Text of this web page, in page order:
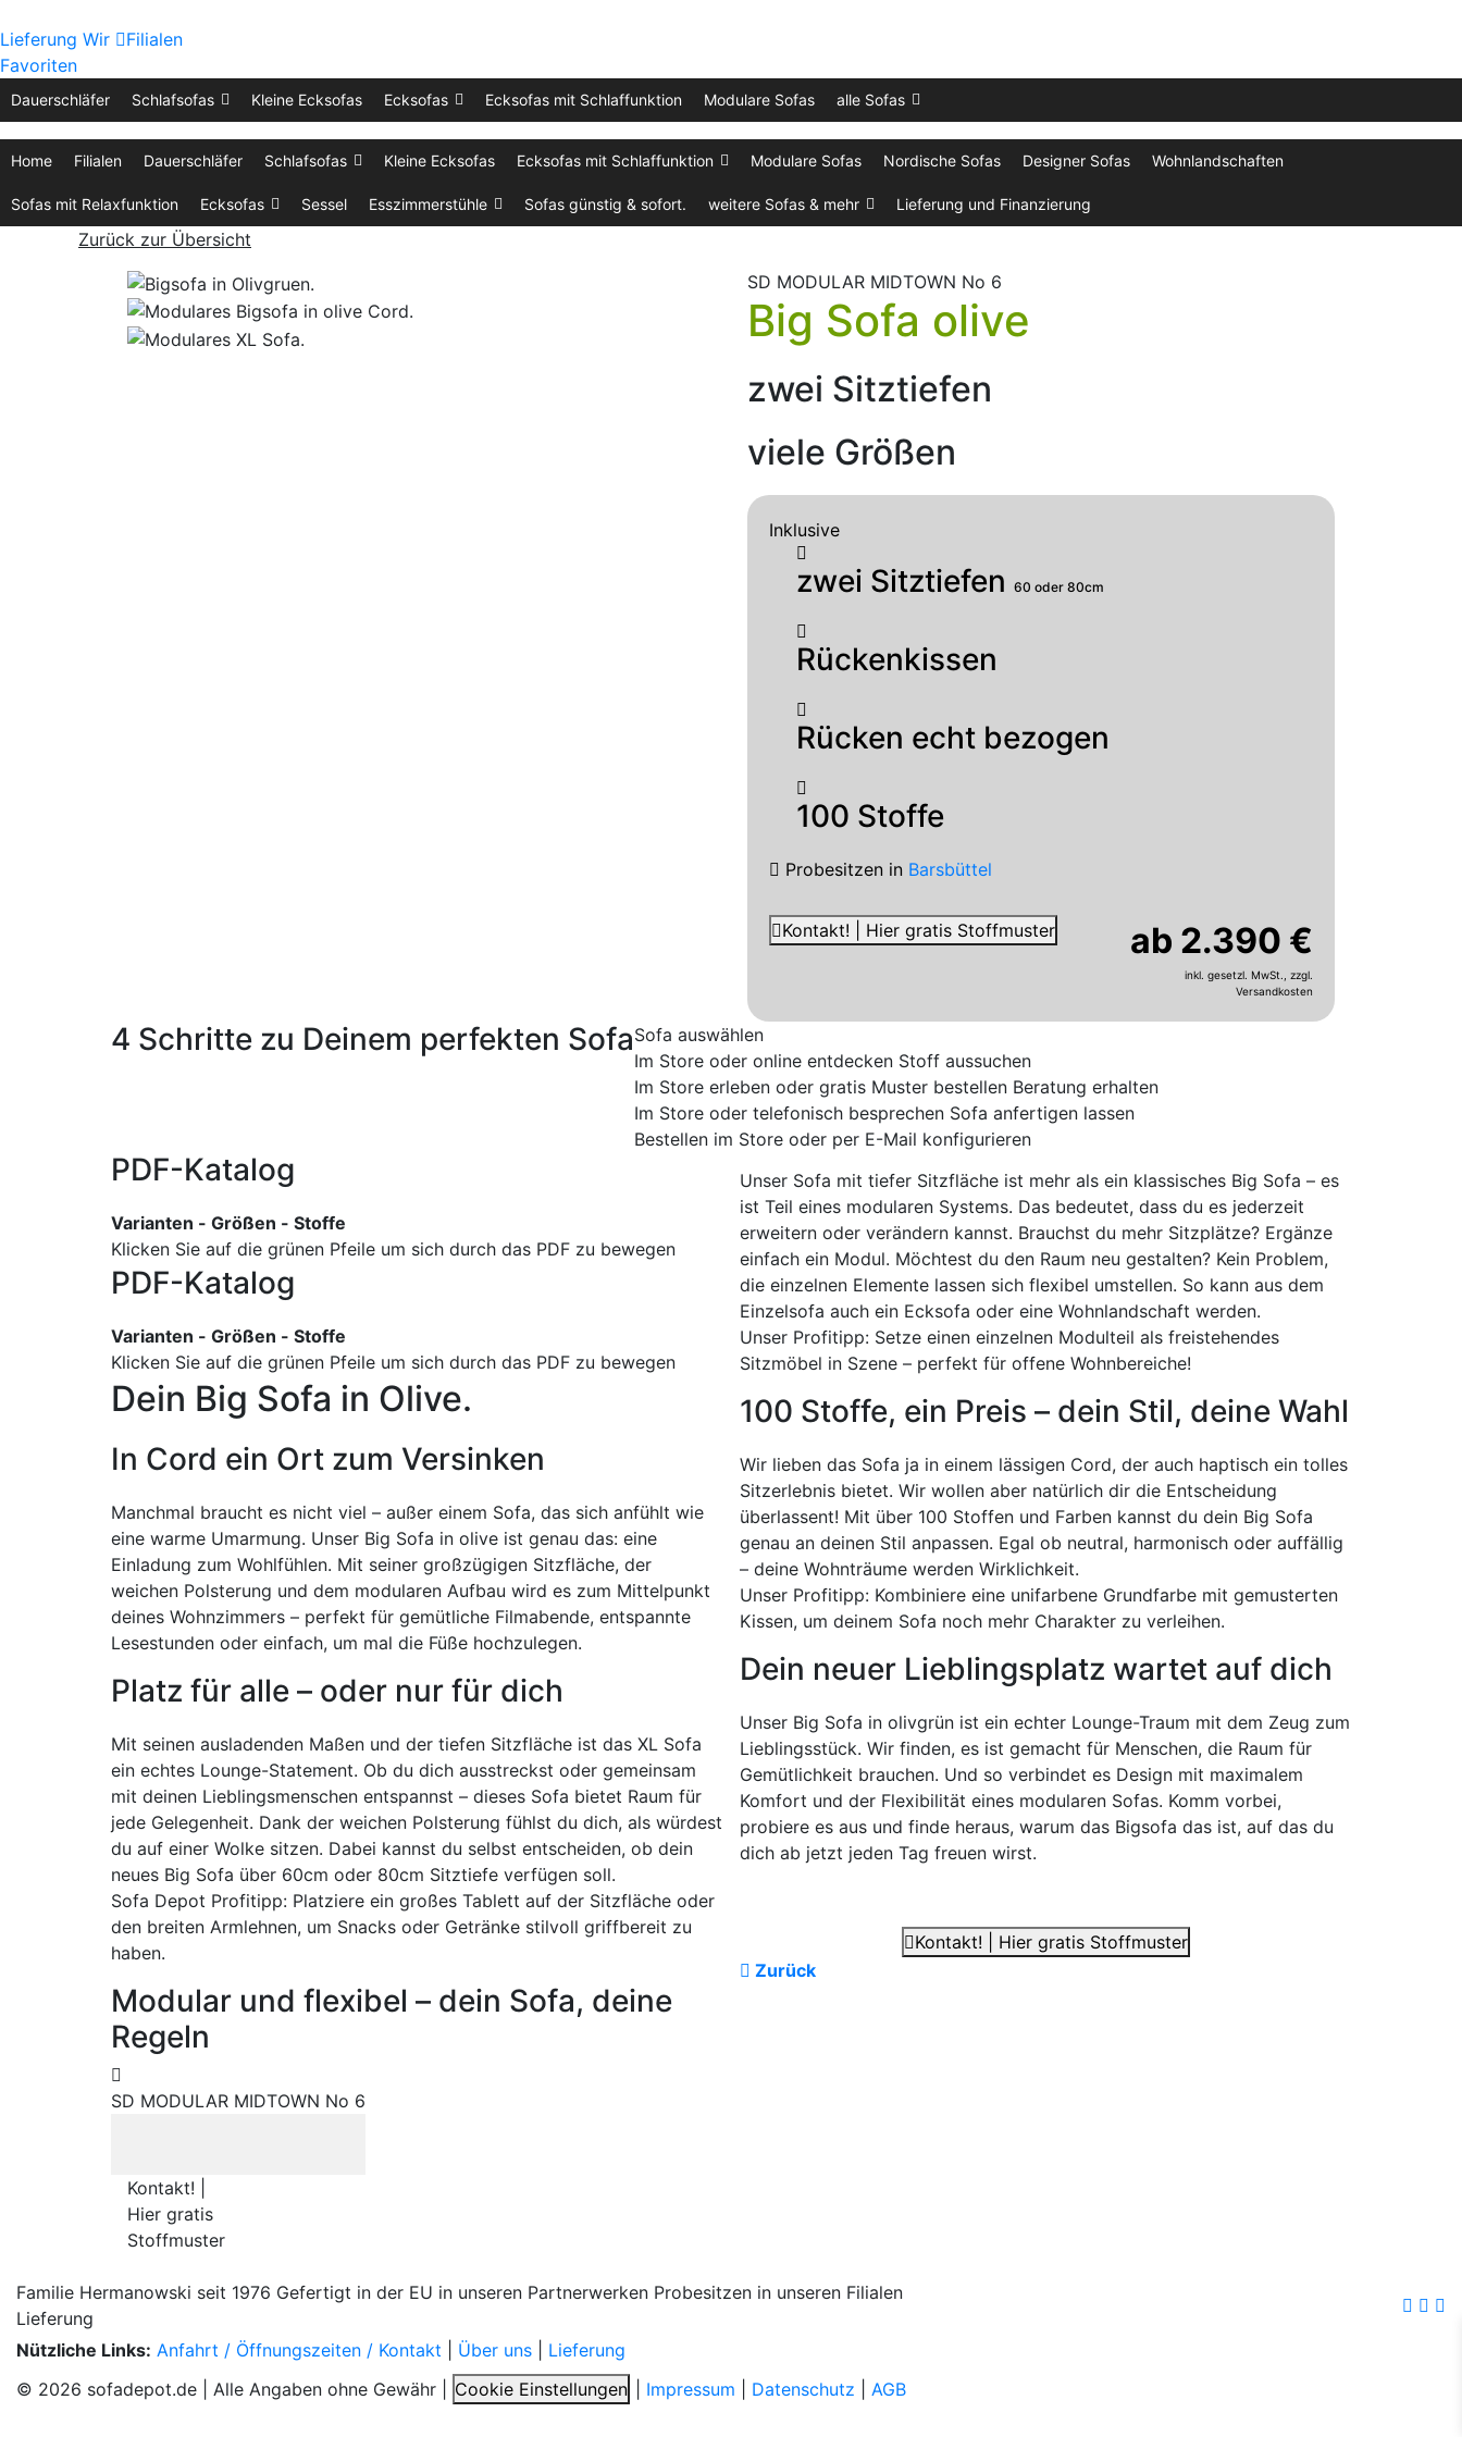
Lieferung Wir
Filialen
Favoriten
Dauerschläfer Schlafsofas Kleine Ecksofas Ecksofas Ecksofas mit Schlaffunktion Modulare Sofas alle Sofas
Home Filialen Dauerschläfer Schlafsofas Kleine Ecksofas Ecksofas mit Schlaffunktion Modulare Sofas Nordische Sofas Designer Sofas Wohnlandschaften
Sofas mit Relaxfunktion Ecksofas Sessel Esszimmerstühle Sofas günstig & sofort. weitere Sofas & mehr Lieferung und Finanzierung
Zurück zur Übersicht
SD MODULAR MIDTOWN No 6
Big Sofa olive
zwei Sitztiefen
viele Größen
Inklusive
zwei Sitztiefen 60 oder 80cm
Rückenkissen
Rücken echt bezogen
100 Stoffe
Probesitzen in Barsbüttel
Kontakt! | Hier gratis Stoffmuster ab 2.390 €
inkl. gesetzl. MwSt., zzgl.
Versandkosten
4 Schritte zu Deinem perfekten SofaSofa auswählen
Im Store oder online entdecken Stoff aussuchen
Im Store erleben oder gratis Muster bestellen Beratung erhalten
Im Store oder telefonisch besprechen Sofa anfertigen lassen
Bestellen im Store oder per E-Mail konfigurieren
PDF-Katalog
Varianten - Größen - Stoffe
Klicken Sie auf die grünen Pfeile um sich durch das PDF zu bewegen
PDF-Katalog
Varianten - Größen - Stoffe
Klicken Sie auf die grünen Pfeile um sich durch das PDF zu bewegen
Dein Big Sofa in Olive.
In Cord ein Ort zum Versinken
Manchmal braucht es nicht viel – außer einem Sofa, das sich anfühlt wie
eine warme Umarmung. Unser Big Sofa in olive ist genau das: eine
Einladung zum Wohlfühlen. Mit seiner großzügigen Sitzfläche, der
weichen Polsterung und dem modularen Aufbau wird es zum Mittelpunkt
deines Wohnzimmers – perfekt für gemütliche Filmabende, entspannte
Lesestunden oder einfach, um mal die Füße hochzulegen.
Platz für alle – oder nur für dich
Mit seinen ausladenden Maßen und der tiefen Sitzfläche ist das XL Sofa
ein echtes Lounge-Statement. Ob du dich ausstreckst oder gemeinsam
mit deinen Lieblingsmenschen entspannst – dieses Sofa bietet Raum für
jede Gelegenheit. Dank der weichen Polsterung fühlst du dich, als würdest
du auf einer Wolke sitzen. Dabei kannst du selbst entscheiden, ob dein
neues Big Sofa über 60cm oder 80cm Sitztiefe verfügen soll.
Sofa Depot Profitipp: Platziere ein großes Tablett auf der Sitzfläche oder
den breiten Armlehnen, um Snacks oder Getränke stilvoll griffbereit zu
haben.
Modular und flexibel – dein Sofa, deine
Regeln
Unser Sofa mit tiefer Sitzfläche ist mehr als ein klassisches Big Sofa – es
ist Teil eines modularen Systems. Das bedeutet, dass du es jederzeit
erweitern oder verändern kannst. Brauchst du mehr Sitzplätze? Ergänze
einfach ein Modul. Möchtest du den Raum neu gestalten? Kein Problem,
die einzelnen Elemente lassen sich flexibel umstellen. So kann aus dem
Einzelsofa auch ein Ecksofa oder eine Wohnlandschaft werden.
Unser Profitipp: Setze einen einzelnen Modulteil als freistehendes
Sitzmöbel in Szene – perfekt für offene Wohnbereiche!
100 Stoffe, ein Preis – dein Stil, deine Wahl
Wir lieben das Sofa ja in einem lässigen Cord, der auch haptisch ein tolles
Sitzerlebnis bietet. Wir wollen aber natürlich dir die Entscheidung
überlassent! Mit über 100 Stoffen und Farben kannst du dein Big Sofa
genau an deinen Stil anpassen. Egal ob neutral, harmonisch oder auffällig
– deine Wohnträume werden Wirklichkeit.
Unser Profitipp: Kombiniere eine unifarbene Grundfarbe mit gemusterten
Kissen, um deinem Sofa noch mehr Charakter zu verleihen.
Dein neuer Lieblingsplatz wartet auf dich
Unser Big Sofa in olivgrün ist ein echter Lounge-Traum mit dem Zeug zum
Lieblingsstück. Wir finden, es ist gemacht für Menschen, die Raum für
Gemütlichkeit brauchen. Und so verbindet es Design mit maximalem
Komfort und der Flexibilität eines modularen Sofas. Komm vorbei,
probiere es aus und finde heraus, warum das Bigsofa das ist, auf das du
dich ab jetzt jeden Tag freuen wirst.
Kontakt! | Hier gratis Stoffmuster
Zurück
SD MODULAR MIDTOWN No 6
Kontakt! |
Hier gratis
Stoffmuster
Familie Hermanowski seit 1976 Gefertigt in der EU in unseren Partnerwerken Probesitzen in unseren Filialen
Lieferung
Nützliche Links: Anfahrt / Öffnungszeiten / Kontakt Über uns
Lieferung
© 2026 sofadepot.de | Alle Angaben ohne Gewähr |
Cookie Einstellungen Impressum Datenschutz AGB